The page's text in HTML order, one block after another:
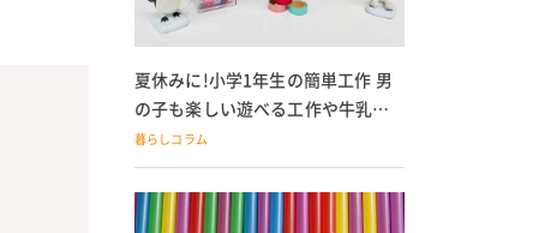
夏休みに!小学1年生の簡単工作 男
の子も楽しい遊べる工作や牛乳パ
ック貯金箱も
暮らしコラム